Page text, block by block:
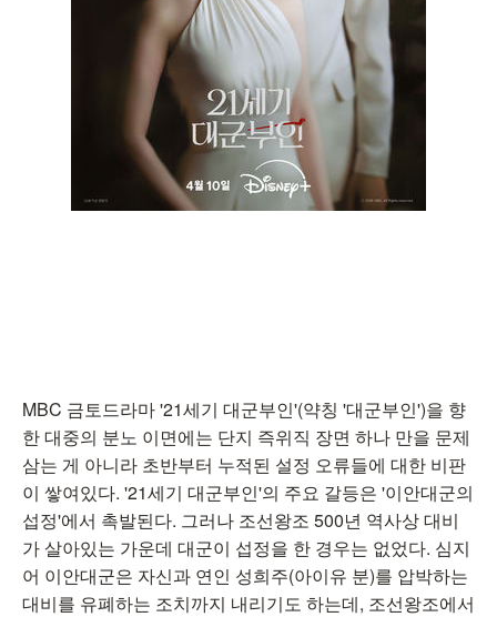
MBC 금토드라마 '21세기 대군부인'(약칭 '대군부인')을 향
한 대중의 분노 이면에는 단지 즉위직 장면 하나 만을 문제
삼는 게 아니라 초반부터 누적된 설정 오류들에 대한 비판
이 쌓여있다. '21세기 대군부인'의 주요 갈등은 '이안대군의
섭정'에서 촉발된다. 그러나 조선왕조 500년 역사상 대비
가 살아있는 가운데 대군이 섭정을 한 경우는 없었다. 심지
어 이안대군은 자신과 연인 성희주(아이유 분)를 압박하는
대비를 유폐하는 조치까지 내리기도 하는데, 조선왕조에서